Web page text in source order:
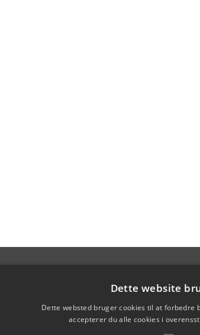
Dette website
Dette websted bruger cookies til at forbedre
accepterer du alle cookies i